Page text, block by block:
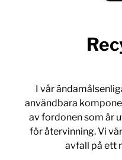
I vår
användbara
av fordonen som är
för återvinning. Vi
avfall på ett